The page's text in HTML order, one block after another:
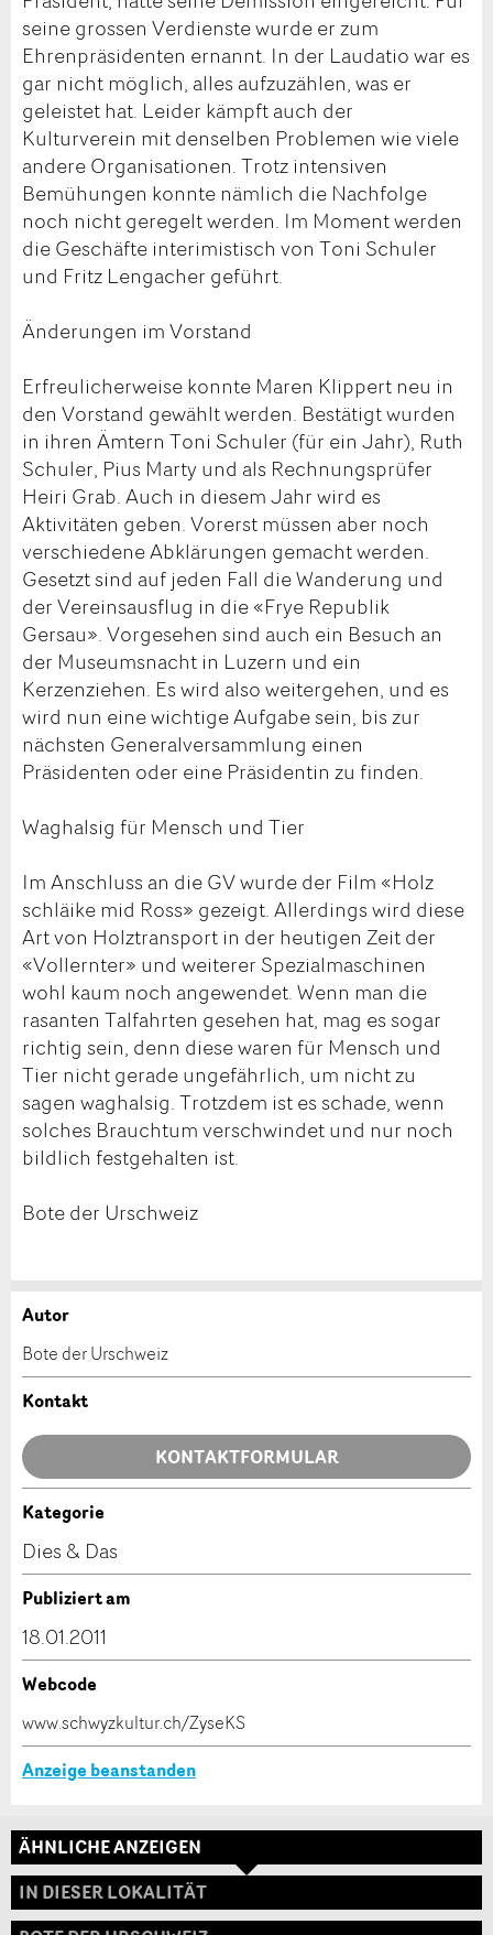
seine grossen Verdienste wurde er zum
Ehrenpräsidenten ernannt. In der Laudatio war es
gar nicht möglich, alles aufzuzählen, was er
geleistet hat. Leider kämpft auch der
Kulturverein mit denselben Problemen wie viele
andere Organisationen. Trotz intensiven
Bemühungen konnte nämlich die Nachfolge
noch nicht geregelt werden. Im Moment werden
die Geschäfte interimistisch von Toni Schuler
und Fritz Lengacher geführt.
Änderungen im Vorstand
Erfreulicherweise konnte Maren Klippert neu in
den Vorstand gewählt werden. Bestätigt wurden
in ihren Ämtern Toni Schuler (für ein Jahr), Ruth
Schuler, Pius Marty und als Rechnungsprüfer
Heiri Grab. Auch in diesem Jahr wird es
Aktivitäten geben. Vorerst müssen aber noch
verschiedene Abklärungen gemacht werden.
Gesetzt sind auf jeden Fall die Wanderung und
der Vereinsausflug in die «Frye Republik
Gersau». Vorgesehen sind auch ein Besuch an
der Museumsnacht in Luzern und ein
Kerzenziehen. Es wird also weitergehen, und es
wird nun eine wichtige Aufgabe sein, bis zur
nächsten Generalversammlung einen
Präsidenten oder eine Präsidentin zu finden.
Waghalsig für Mensch und Tier
Im Anschluss an die GV wurde der Film «Holz
schläike mid Ross» gezeigt. Allerdings wird diese
Art von Holztransport in der heutigen Zeit der
«Vollernter» und weiterer Spezialmaschinen
wohl kaum noch angewendet. Wenn man die
rasanten Talfahrten gesehen hat, mag es sogar
richtig sein, denn diese waren für Mensch und
Tier nicht gerade ungefährlich, um nicht zu
sagen waghalsig. Trotzdem ist es schade, wenn
solches Brauchtum verschwindet und nur noch
bildlich festgehalten ist.
Bote der Urschweiz
Anzeige beanstanden
Ihr Feedback wird sehr geschätzt!
Allgemeines Feedback
Anzeige nicht mehr gültig
Anzeige unvollständig
Anzeige weiterempfehlen
Empfehlen Sie diese Anzeige an Freunde weiter.
* Eingabe erforderlich
Autor
Bote der Urschweiz
Kontakt
KONTAKTFORMULAR
Kontakt
Verfassen Sie eine Nachricht für die Kontaktpersonen
Adresse
Kategorie
Dies & Das
Publiziert am
18.01.2011
Webcode
www.schwyzkultur.ch/ZyseKS
Anzeige beanstanden
ÄHNLICHE ANZEIGEN
IN DIESER LOKALITÄT